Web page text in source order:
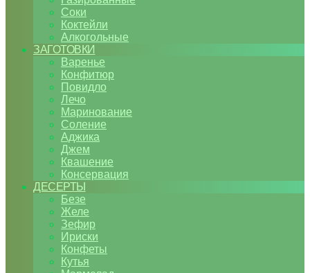
Соки
Коктейли
Алкогольные
ЗАГОТОВКИ
Варенье
Конфитюр
Повидло
Лечо
Маринование
Соление
Аджика
Джем
Квашение
Консервация
ДЕСЕРТЫ
Безе
Желе
Зефир
Ириски
Конфеты
Кутья